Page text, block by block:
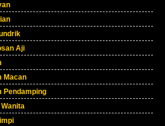
Aji
Macan
Pendamping